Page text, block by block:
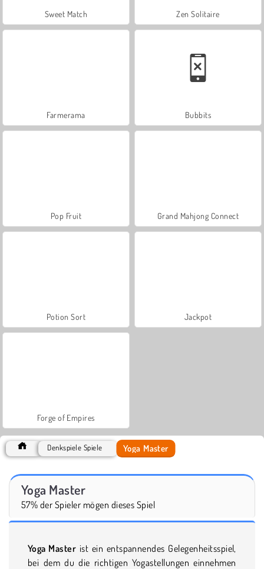
Sweet Match Zen Solitaire
Farmerama Bubbits
Pop Fruit Grand Mahjong Connect
Potion Sort Jackpot
Forge of Empires
Denkspiele Spiele Yoga Master
Yoga Master
57% der Spieler mögen dieses Spiel
Yoga Master ist ein entspannendes Gelegenheitsspiel,
bei dem du die richtigen Yogastellungen einnehmen